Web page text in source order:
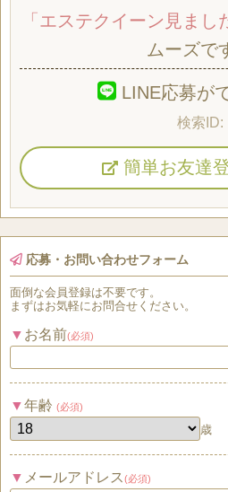
「エステクイーン見まし
ムーズで
LINE応募が
簡単お友達
応募・お問い合わせフォーム
面倒な会員登録は不要です。
まずはお気軽にお問合せください。
お名前(必須)
年齢 (必須)
歳
メールアドレス (必須)